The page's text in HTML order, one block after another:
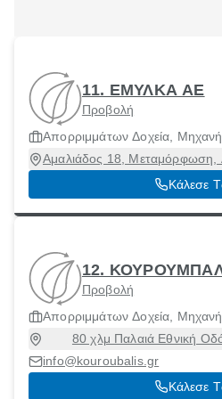
11. ΕΜΥΛΚΑ ΑΕ
Προβολή
Απορριμμάτων Δοχεία,
Αμαλιάδος 18, Μεταμόρφωση,
Κάλεσε
12.
Προβολή
Απορριμμάτων Δοχεία,
80 χλμ Παλαιά Εθνική
ΚΟΡΙΝΘΟΣ, Κόρινθος
info@kouroubalis.gr
Κάλεσε